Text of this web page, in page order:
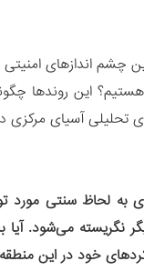
چشم اندازهای
این روندها
تحلیلی آسیای
به لحاظ سنتی مورد
نگریسته می‌شود. آیا
خود در این منطقه هستند،